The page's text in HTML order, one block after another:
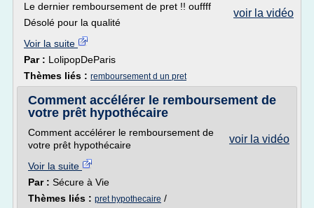
voir la vidéo
Le dernier remboursement de pret !! ouffff
Désolé pour la qualité
Voir la suite
Par : LolipopDeParis
Thèmes liés : remboursement d un pret
Comment accélérer le remboursement de
votre prêt hypothécaire
voir la vidéo
Comment accélérer le remboursement de
votre prêt hypothécaire
Voir la suite
Par : Sécure à Vie
Thèmes liés : pret hypothecaire /